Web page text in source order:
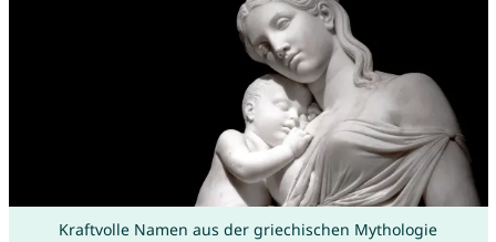
Kraftvolle Namen aus der griechischen Mythologie